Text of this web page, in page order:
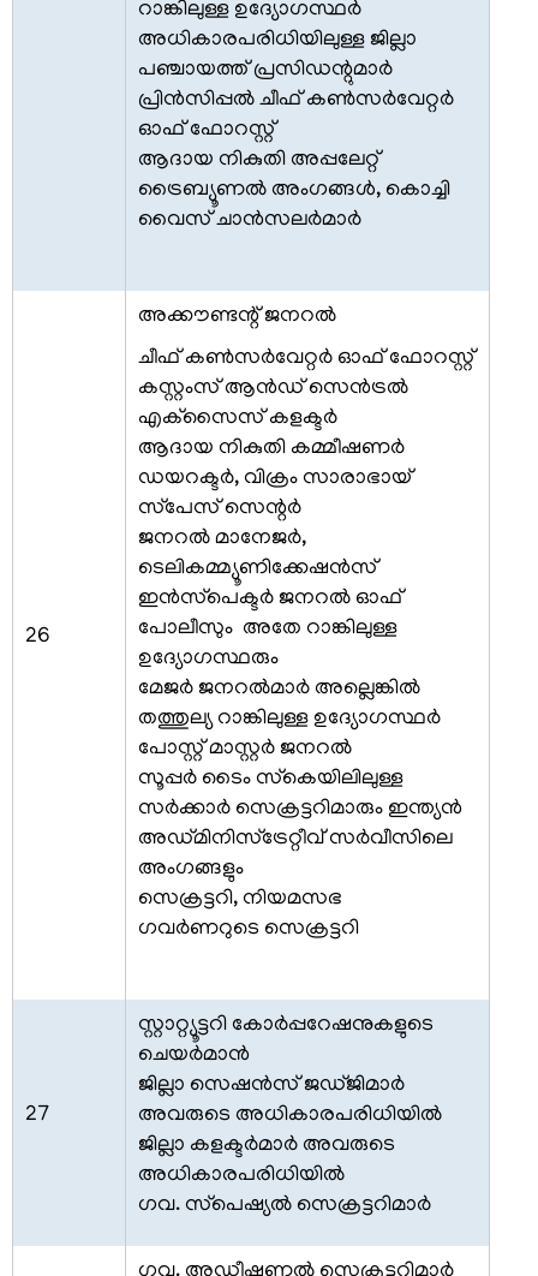
സംസ്ഥാന
ചിഹ്നത്തിന്റെ
ടെലിഫോണ്‍
ഡയറക്ടറി
സര്‍ക്കാര്‍
ഉത്തരവുകള്‍
സര്‍ക്കുലറുകള്‍
സര്‍ക്കാര്‍
മുഖ്യമന്ത്രിക്കുള്ള
നിവേദനങ്ങള്‍
സന്ദര്‍ശക
ഓണ്‍ലൈന്‍
സേനാനികളുടെ
സാക്ഷ്യപ്പെടുത്തല്‍(ഹോം)
ജേതാക്കൾ
റാങ്കിലുള്ള ഉദ്യോഗസ്ഥര്‍
അധികാരപരിധിയിലുള്ള ജില്ലാ
പഞ്ചായത്ത് പ്രസിഡന്റുമാര്‍
പ്രിന്‍സിപ്പല്‍ ചീഫ് കണ്‍സര്‍വേറ്റര്‍
ഓഫ് ഫോറസ്റ്റ്
ആദായ നികുതി അപ്പലേറ്റ്
ട്രൈബ്യൂണല്‍ അംഗങ്ങള്‍, കൊച്ചി
വൈസ് ചാന്‍സലര്‍മാര്‍
26
അക്കൗണ്ടന്റ് ജനറല്‍
ചീഫ് കണ്‍സര്‍വേറ്റര്‍ ഓഫ് ഫോറസ്റ്റ്
കസ്റ്റംസ് ആന്‍ഡ് സെന്‍ട്രല്‍
എക്‌സൈസ് കളക്ടര്‍
ആദായ നികുതി കമ്മീഷണര്‍
ഡയറക്ടര്‍, വിക്രം സാരാഭായ്
സ്‌പേസ് സെന്റര്‍
ജനറല്‍ മാനേജര്‍,
ടെലികമ്മ്യൂണിക്കേഷന്‍സ്
ഇന്‍സ്‌പെക്ടര്‍ ജനറല്‍ ഓഫ്
പോലീസും അതേ റാങ്കിലുള്ള
ഉദ്യോഗസ്ഥരും
മേജര്‍ ജനറല്‍മാര്‍ അല്ലെങ്കില്‍
തത്തുല്യ റാങ്കിലുള്ള ഉദ്യോഗസ്ഥര്‍
പോസ്റ്റ് മാസ്റ്റര്‍ ജനറല്‍
സൂപ്പര്‍ ടൈം സ്‌കെയിലിലുള്ള
സര്‍ക്കാര്‍ സെക്രട്ടറിമാരും ഇന്ത്യന്‍
അഡ്മിനിസ്ട്രേറ്റീവ് സര്‍വീസിലെ
അംഗങ്ങളും
സെക്രട്ടറി, നിയമസഭ
ഗവര്‍ണറുടെ സെക്രട്ടറി
27
സ്റ്റാറ്റ്യൂട്ടറി കോര്‍പ്പറേഷനുകളുടെ
ചെയര്‍മാന്‍
ജില്ലാ സെഷന്‍സ് ജഡ്ജിമാര്‍
അവരുടെ അധികാരപരിധിയില്‍
ജില്ലാ കളക്ടര്‍മാര്‍ അവരുടെ
അധികാരപരിധിയില്‍
ഗവ. സ്‌പെഷ്യല്‍ സെക്രട്ടറിമാര്‍